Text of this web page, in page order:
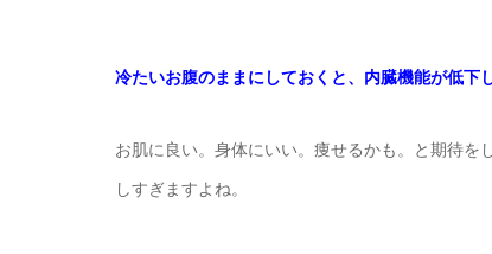
冷たいお腹のままにしておくと、内臓機能が低下
お肌に良い。身体にいい。痩せるかも。と期待
しすぎますよね。